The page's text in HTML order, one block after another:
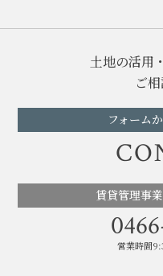
土地の活用
ご
フォーム
賃貸管理事
営業時間